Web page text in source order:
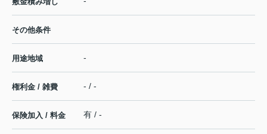
その他条件
用途地域 -
権利金 / 雑費 - / -
保険加入 / 料金 有 / -